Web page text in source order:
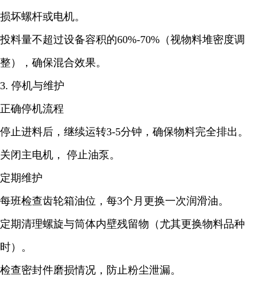
损坏螺杆或电机。
投料量不超过设备容积的60%-70%（视物料堆密度调
整），确保混合效果。
3. 停机与维护
正确停机流程
停止进料后，继续运转3-5分钟，确保物料完全排出。
关闭主电机， 停止油泵。
定期维护
每班检查齿轮箱油位，每3个月更换一次润滑油。
定期清理螺旋与筒体内壁残留物（尤其更换物料品种
时）。
检查密封件磨损情况，防止粉尘泄漏。